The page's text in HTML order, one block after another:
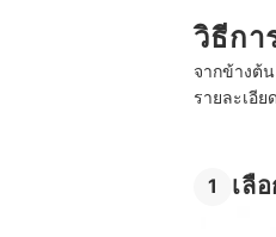
วิธีกา
จากข้างต้
รายละเอี
1 เลื